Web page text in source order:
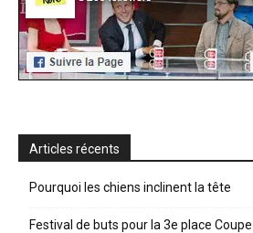
Articles récents
Pourquoi les chiens inclinent la tête
Festival de buts pour la 3e place